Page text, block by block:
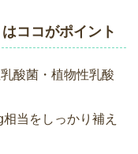
ココがポイント
酸菌・植物性乳酸
当をしっかり補え